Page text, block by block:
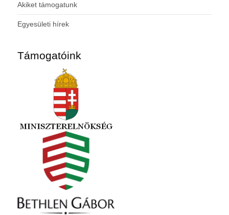
Akiket támogatunk
Egyesületi hírek
Támogatóink